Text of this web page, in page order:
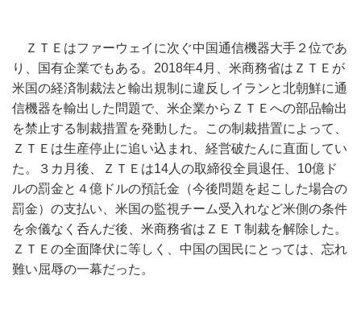
ＺＴＥはファーウェイに次ぐ中国通信機器大手２位であ
り、国有企業でもある。2018年4月、米商務省はＺＴＥが
米国の経済制裁法と輸出規制に違反しイランと北朝鮮に通
信機器を輸出した問題で、米企業からＺＴＥへの部品輸出
を禁止する制裁措置を発動した。この制裁措置によって、
ＺＴＥは生産停止に追い込まれ、経営破たんに直面してい
た。３カ月後、ＺＴＥは14人の取締役全員退任、10億ド
ルの罰金と４億ドルの預託金（今後問題を起こした場合の
罰金）の支払い、米国の監視チーム受入れなど米側の条件
を余儀なく呑んだ後、米商務省はＺＥＴ制裁を解除した。
ＺＴＥの全面降伏に等しく、中国の国民にとっては、忘れ
難い屈辱の一幕だった。